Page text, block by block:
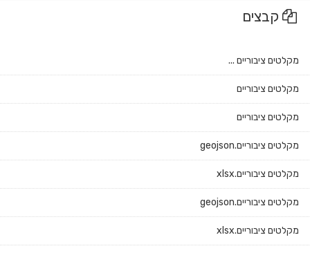
קבצים
מקלטים ציבוריים ...
מקלטים ציבוריים
מקלטים ציבוריים
מקלטים ציבוריים.geojson
מקלטים ציבוריים.xlsx
מקלטים ציבוריים.geojson
מקלטים ציבוריים.xlsx